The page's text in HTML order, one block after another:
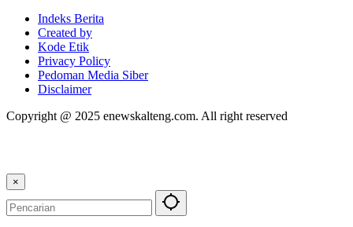
Indeks Berita
Created by
Kode Etik
Privacy Policy
Pedoman Media Siber
Disclaimer
Copyright @ 2025 enewskalteng.com. All right reserved
×